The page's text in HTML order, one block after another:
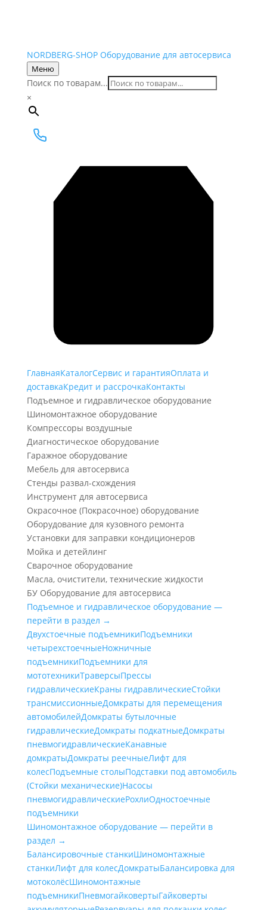
NORDBERG-SHOP Оборудование для автосервиса
Меню
Поиск по товарам...
×
ГлавнаяКаталогСервис и гарантияОплата и
доставкаКредит и рассрочкаКонтакты
Подъемное и гидравлическое оборудование
Шиномонтажное оборудование
Компрессоры воздушные
Диагностическое оборудование
Гаражное оборудование
Мебель для автосервиса
Стенды развал-схождения
Инструмент для автосервиса
Окрасочное (Покрасочное) оборудование
Оборудование для кузовного ремонта
Установки для заправки кондиционеров
Мойка и детейлинг
Сварочное оборудование
Масла, очистители, технические жидкости
БУ Оборудование для автосервиса
Подъемное и гидравлическое оборудование —
перейти в раздел →
Двухстоечные подъемникиПодъемники
четырехстоечныеНожничные
подъемникиПодъемники для
мототехникиТраверсыПрессы
гидравлическиеКраны гидравлическиеСтойки
трансмиссионныеДомкраты для перемещения
автомобилейДомкраты бутылочные
гидравлическиеДомкраты подкатныеДомкраты
пневмогидравлическиеКанавные
домкратыДомкраты реечныеЛифт для
колесПодъемные столыПодставки под автомобиль
(Стойки механические)Насосы
пневмогидравлическиеРохлиОдностоечные
подъемники
Шиномонтажное оборудование — перейти в
раздел →
Балансировочные станкиШиномонтажные
станкиЛифт для колесДомкратыБалансировка для
мотоколёсШиномонтажные
подъемникиПневмогайковертыГайковерты